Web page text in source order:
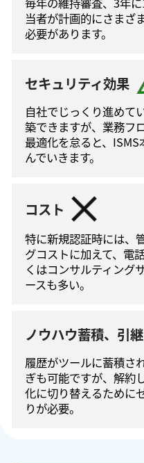
当者が計画的にさまざ
必要があります。
セキュリティ効果
自社でじっくり進めて
築できますが、業務フ
最適化を怠ると、
んでいきます。
コスト
特に新規認証時には、
グコストに加えて、電
くはコンサルティング
ースも多い。
ノウハウ蓄積、引
履歴がツールに蓄積さ
ぎも可能ですが、解約
化に切り替えるために
りが必要。